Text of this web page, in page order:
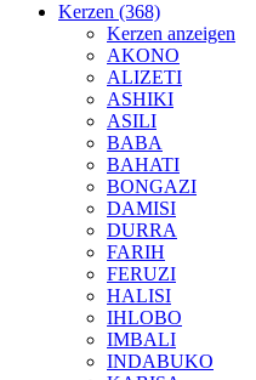
Kerzen (368)
Kerzen anzeigen
AKONO
ALIZETI
ASHIKI
ASILI
BABA
BAHATI
BONGAZI
DAMISI
DURRA
FARIH
FERUZI
HALISI
IHLOBO
IMBALI
INDABUKO